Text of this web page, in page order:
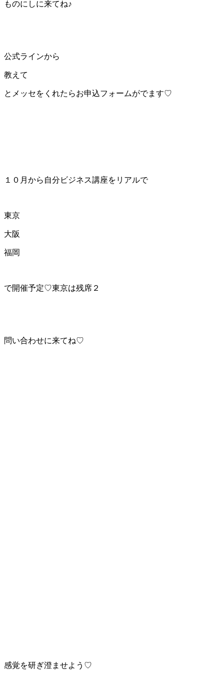
ものにしに来てね♪
公式ラインから
教えて
とメッセをくれたらお申込フォームがでます♡
１０月から自分ビジネス講座をリアルで
東京
大阪
福岡
で開催予定♡東京は残席２
問い合わせに来てね♡
感覚を研ぎ澄ませよう♡